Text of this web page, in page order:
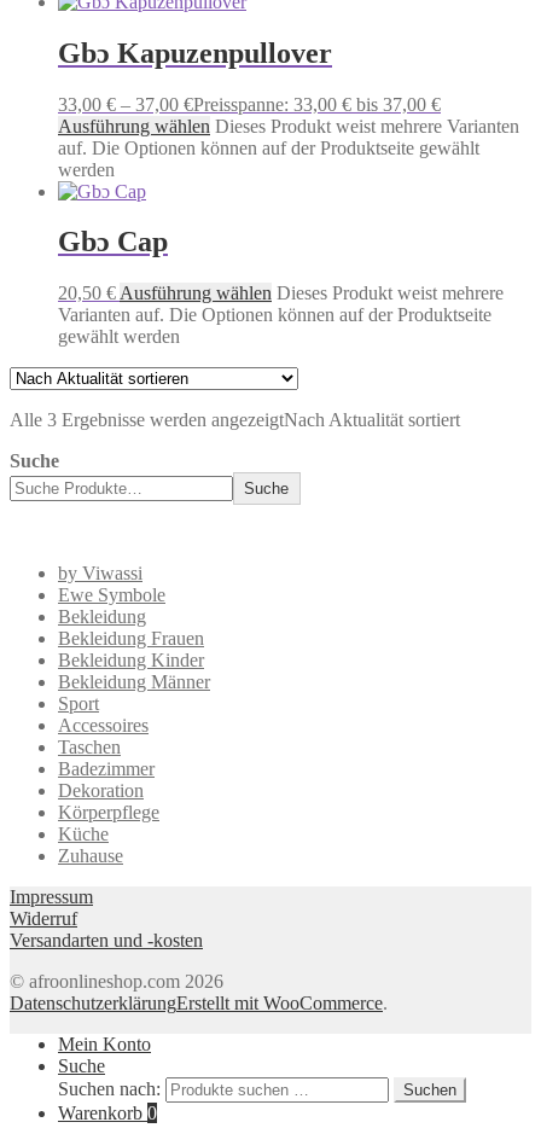
Gbɔ Kapuzenpullover
33,00 € – 37,00 €Preisspanne: 33,00 € bis 37,00 €
Ausführung wählen Dieses Produkt weist mehrere Varianten
auf. Die Optionen können auf der Produktseite gewählt
werden
Gbɔ Cap
20,50 € Ausführung wählen Dieses Produkt weist mehrere
Varianten auf. Die Optionen können auf der Produktseite
gewählt werden
Alle 3 Ergebnisse werden angezeigtNach Aktualität sortiert
Suche
Suche
by Viwassi
Ewe Symbole
Bekleidung
Bekleidung Frauen
Bekleidung Kinder
Bekleidung Männer
Sport
Accessoires
Taschen
Badezimmer
Dekoration
Körperpflege
Küche
Zuhause
Impressum
Widerruf
Versandarten und -kosten
© afroonlineshop.com 2026
DatenschutzerklärungErstellt mit WooCommerce.
Mein Konto
Suche
Suchen nach:
Suchen
Warenkorb 0